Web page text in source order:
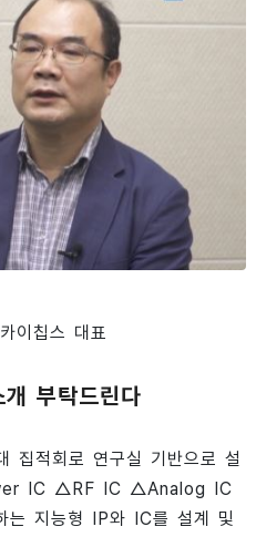
이칩스 대표
부탁드린다
집적회로 연구실 기반으로 설
IC △RF IC △Analog IC
는 지능형 IP와 IC를 설계 및